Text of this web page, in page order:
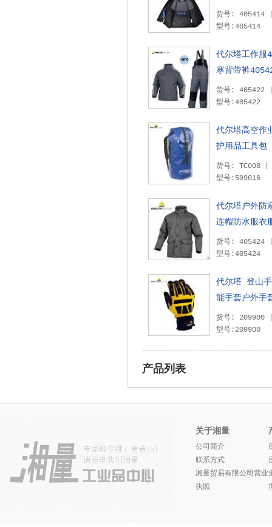
货号: 405414
型号:405414
代尔塔工作服
寒背带裤
货号: 405422
型号:405422
代尔塔高空作
护用品工具包
货号: TC008 |
型号:509016
代尔塔户外防
连帽防水服衣
货号: 405424
型号:405424
代尔塔 登山
能手套户外手
货号: 209900
型号:209900
产品列表
关于湘量
公司简介
联系方式
湘量贸易有限公司营业
执照